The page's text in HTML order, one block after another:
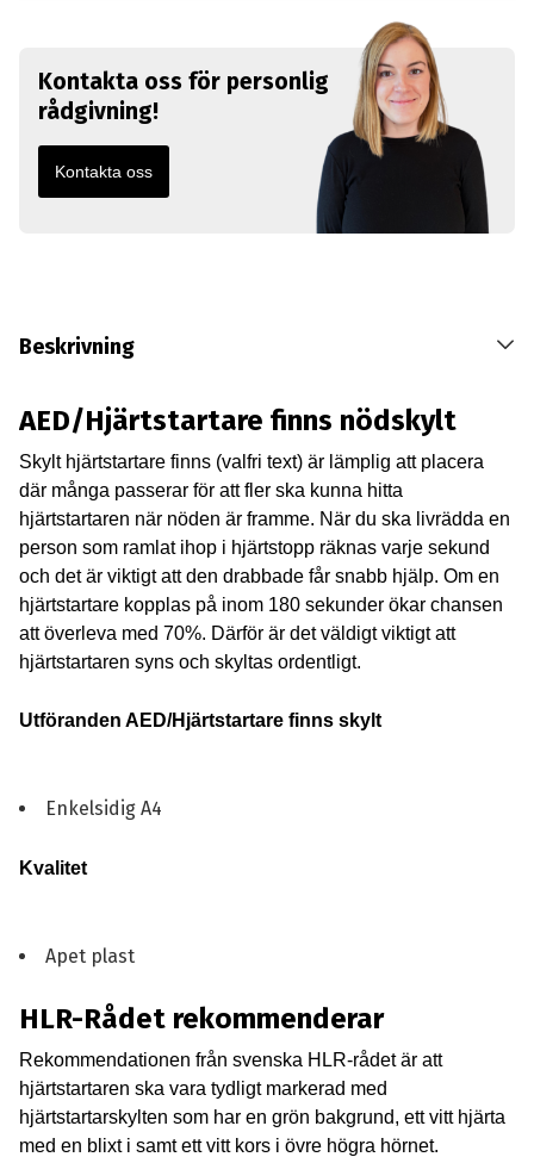
Kontakta oss för personlig
rådgivning!
Kontakta oss
Beskrivning
AED/Hjärtstartare finns nödskylt
Skylt hjärtstartare finns (valfri text) är lämplig att placera
där många passerar för att fler ska kunna hitta
hjärtstartaren när nöden är framme. När du ska livrädda en
person som ramlat ihop i hjärtstopp räknas varje sekund
och det är viktigt att den drabbade får snabb hjälp. Om en
hjärtstartare kopplas på inom 180 sekunder ökar chansen
att överleva med 70%. Därför är det väldigt viktigt att
hjärtstartaren syns och skyltas ordentligt.
Utföranden AED/Hjärtstartare finns skylt
Enkelsidig A4
Kvalitet
Apet plast
HLR-Rådet rekommenderar
Rekommendationen från svenska HLR-rådet är att
hjärtstartaren ska vara tydligt markerad med
hjärtstartarskylten som har en grön bakgrund, ett vitt hjärta
med en blixt i samt ett vitt kors i övre högra hörnet.